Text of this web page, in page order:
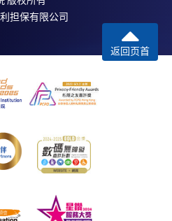
担保有限公司
返回页首